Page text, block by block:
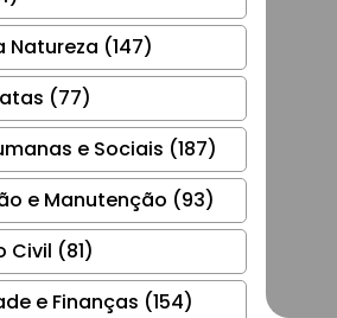
Natureza (147)
(77)
e Sociais (187)
e Manutenção (93)
Civil (81)
e Finanças (154)